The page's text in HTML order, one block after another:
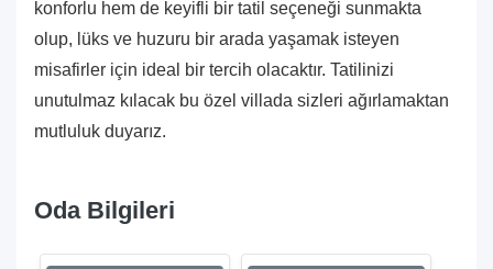
konforlu hem de keyifli bir tatil seçeneği sunmakta
olup, lüks ve huzuru bir arada yaşamak isteyen
misafirler için ideal bir tercih olacaktır. Tatilinizi
unutulmaz kılacak bu özel villada sizleri ağırlamaktan
mutluluk duyarız.
Oda Bilgileri